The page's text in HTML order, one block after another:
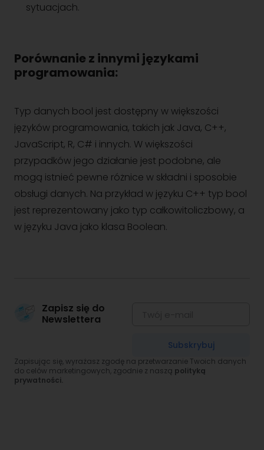
sytuacjach.
Porównanie z innymi językami
programowania:
Typ danych bool jest dostępny w większości
języków programowania, takich jak Java, C++,
JavaScript, R, C# i innych. W większości
przypadków jego działanie jest podobne, ale
mogą istnieć pewne różnice w składni i sposobie
obsługi danych. Na przykład w języku C++ typ bool
jest reprezentowany jako typ całkowitoliczbowy, a
w języku Java jako klasa Boolean.
Zapisz się do
Newslettera
Subskrybuj
Zapisując się, wyrażasz zgodę na przetwarzanie Twoich danych
do celów marketingowych, zgodnie z naszą polityką
prywatności.